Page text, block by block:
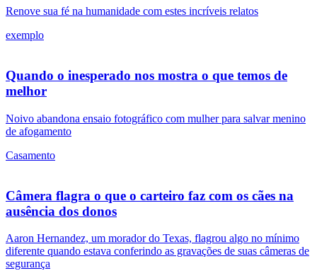
Renove sua fé na humanidade com estes incríveis relatos
exemplo
Quando o inesperado nos mostra o que temos de
melhor
Noivo abandona ensaio fotográfico com mulher para salvar menino
de afogamento
Casamento
Câmera flagra o que o carteiro faz com os cães na
ausência dos donos
Aaron Hernandez, um morador do Texas, flagrou algo no mínimo
diferente quando estava conferindo as gravações de suas câmeras de
segurança